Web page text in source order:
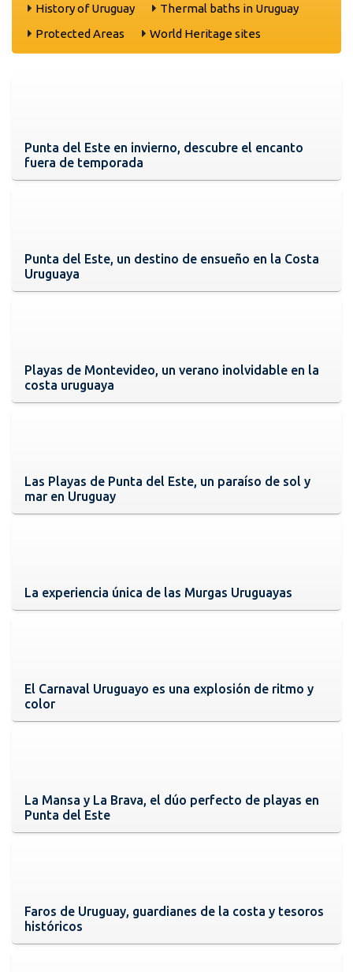
History of Uruguay
Thermal baths in Uruguay
Protected Areas
World Heritage sites
Punta del Este en invierno, descubre el encanto
fuera de temporada
Punta del Este, un destino de ensueño en la Costa
Uruguaya
Playas de Montevideo, un verano inolvidable en la
costa uruguaya
Las Playas de Punta del Este, un paraíso de sol y
mar en Uruguay
La experiencia única de las Murgas Uruguayas
El Carnaval Uruguayo es una explosión de ritmo y
color
La Mansa y La Brava, el dúo perfecto de playas en
Punta del Este
Faros de Uruguay, guardianes de la costa y tesoros
históricos